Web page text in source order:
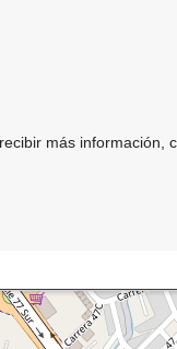
más información,